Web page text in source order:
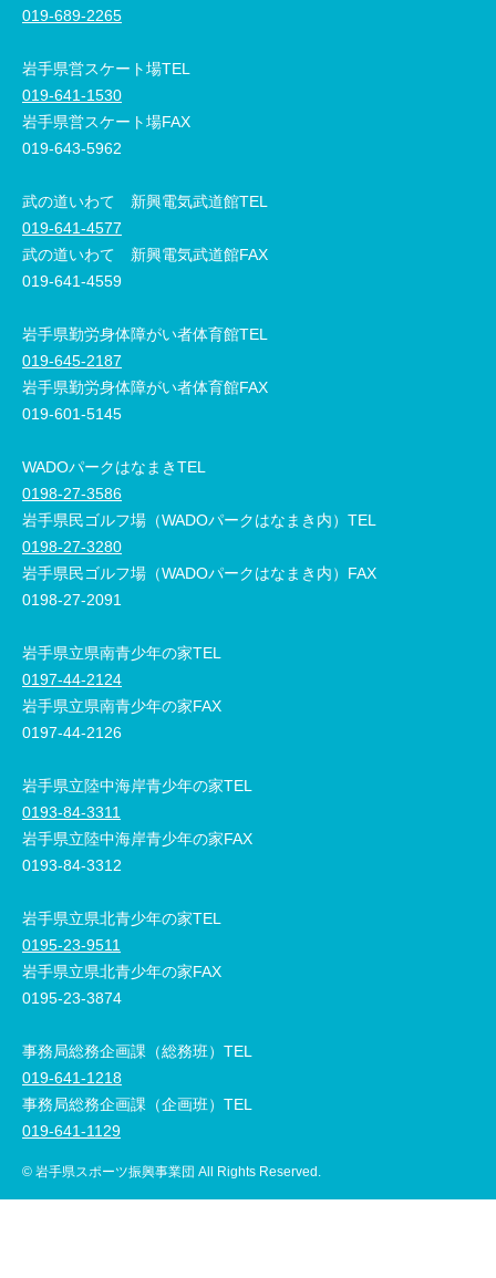
019-689-2265
岩手県営スケート場TEL
019-641-1530
岩手県営スケート場FAX
019-643-5962
武の道いわて 新興電気武道館TEL
019-641-4577
武の道いわて 新興電気武道館FAX
019-641-4559
岩手県勤労身体障がい者体育館TEL
019-645-2187
岩手県勤労身体障がい者体育館FAX
019-601-5145
WADOパークはなまきTEL
0198-27-3586
岩手県民ゴルフ場（WADOパークはなまき内）TEL
0198-27-3280
岩手県民ゴルフ場（WADOパークはなまき内）FAX
0198-27-2091
岩手県立県南青少年の家TEL
0197-44-2124
岩手県立県南青少年の家FAX
0197-44-2126
岩手県立陸中海岸青少年の家TEL
0193-84-3311
岩手県立陸中海岸青少年の家FAX
0193-84-3312
岩手県立県北青少年の家TEL
0195-23-9511
岩手県立県北青少年の家FAX
0195-23-3874
事務局総務企画課（総務班）TEL
019-641-1218
事務局総務企画課（企画班）TEL
019-641-1129
© 岩手県スポーツ振興事業団 All Rights Reserved.